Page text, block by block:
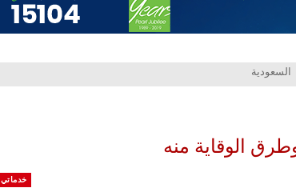
الوقاية منه
خدماتي